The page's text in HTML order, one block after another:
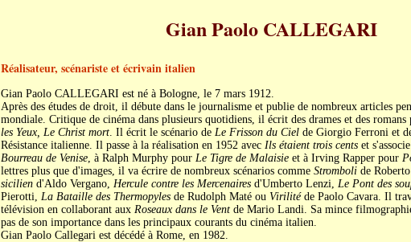
Gian Paolo CALLEGARI
Réalisateur, scénariste et écrivain italien
Gian Paolo CALLEGARI est né à Bologne, le 7 mars 1912.
Après des études de droit, il débute dans le journalisme et publie de nombreux articles
mondiale. Critique de cinéma dans plusieurs quotidiens, il écrit des drames et des romans
les Yeux, Le Christ mort. Il écrit le scénario de Le Frisson du Cielde Giorgio Ferroni et
Résistance italienne. Il passe à la réalisation en 1952 avec Ils étaient trois centset
Bourreau de Venise, à Ralph Murphy pour Le Tigre de Malaisieet à Irving Rapper pour
lettres plus que d'images, il va écrire de nombreux scénarios comme Strombolide
siciliend'Aldo Vergano, Hercule contre les Mercenairesd'Umberto Lenzi, Le Pont des
Pierotti, La Bataille des Thermopylesde Rudolph Maté ou Virilitéde Paolo Cavara. Il
télévision en collaborant aux Roseaux dans le Ventde Mario Landi. Sa mince
pas de son importance dans les principaux courants du cinéma italien.
Gian Paolo Callegari est décédé à Rome, en 1982.